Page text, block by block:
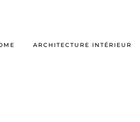
ARCHITECTURE INTÉRIEUR